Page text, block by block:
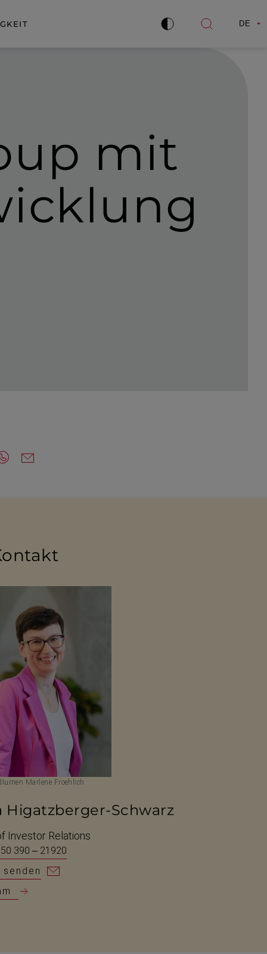
Kontrast
Suche
DE
mit
Marlene Froehlich
Higatzberger-Schwarz
Investor Relations
390 – 21920
senden